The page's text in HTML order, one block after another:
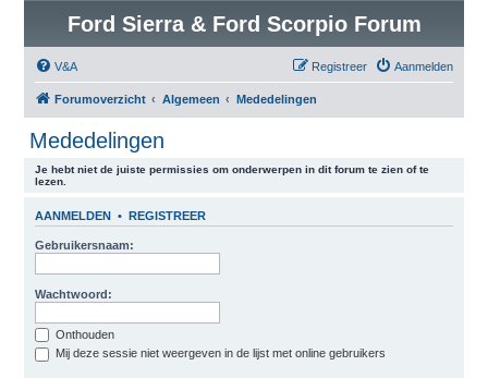
Ford Sierra & Ford Scorpio Forum
V&A Aanmelden
Registreer
Forumoverzicht Algemeen Mededelingen
Mededelingen
Je hebt niet de juiste permissies om onderwerpen in dit forum te zien of te
lezen.
AANMELDEN • REGISTREER
Gebruikersnaam:
Wachtwoord:
Onthouden
Mij deze sessie niet weergeven in de lijst met online gebruikers